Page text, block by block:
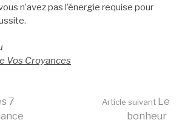
n’avez pas l’énergie requise pour
Vos Croyances
7
Article suivant Le
bonheur